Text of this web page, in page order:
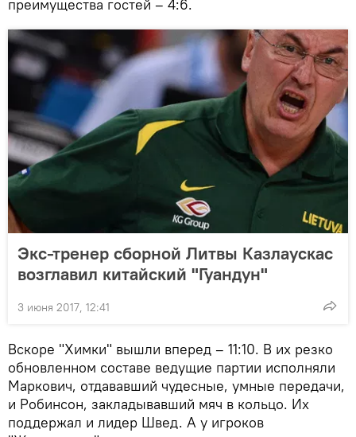
преимущества гостей – 4:6.
Экс-тренер сборной Литвы Казлаускас
возглавил китайский "Гуандун"
3 июня 2017, 12:41
Вскоре "Химки" вышли вперед – 11:10. В их резко
обновленном составе ведущие партии исполняли
Маркович, отдававший чудесные, умные передачи,
и Робинсон, закладывавший мяч в кольцо. Их
поддержал и лидер Швед. А у игроков